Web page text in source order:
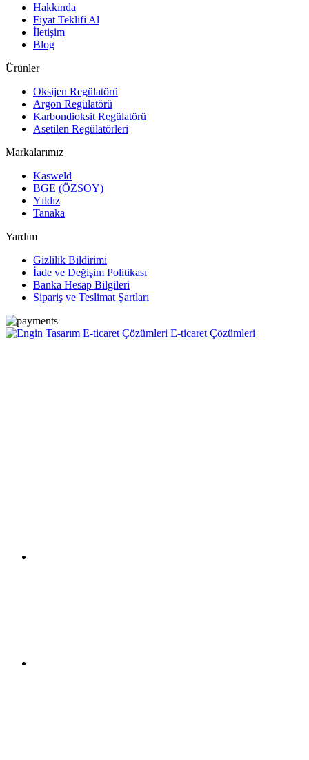
Hakkında
Fiyat Teklifi Al
İletişim
Blog
Ürünler
Oksijen Regülatörü
Argon Regülatörü
Karbondioksit Regülatörü
Asetilen Regülatörleri
Markalarımız
Kasweld
BGE (ÖZSOY)
Yıldız
Tanaka
Yardım
Gizlilik Bildirimi
İade ve Değişim Politikası
Banka Hesap Bilgileri
Sipariş ve Teslimat Şartları
E-ticaret Çözümleri